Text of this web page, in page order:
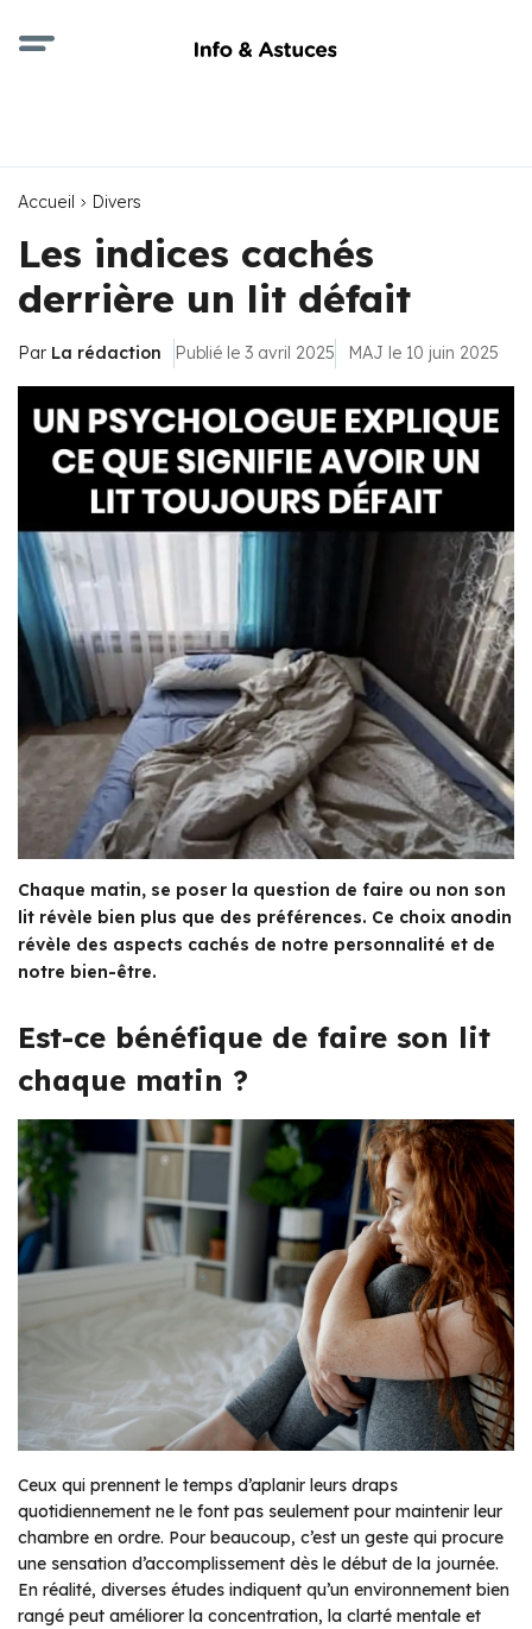
Accueil Divers
Les indices cachés
derrière un lit défait
Par La rédaction Publié le 3 avril 2025 MAJ le 10 juin 2025
Chaque matin, se poser la question de faire ou non son
lit révèle bien plus que des préférences. Ce choix anodin
révèle des aspects cachés de notre personnalité et de
notre bien-être.
Est-ce bénéfique de faire son lit
chaque matin ?
Ceux qui prennent le temps d’aplanir leurs draps
quotidiennement ne le font pas seulement pour maintenir leur
chambre en ordre. Pour beaucoup, c’est un geste qui procure
une sensation d’accomplissement dès le début de la journée.
En réalité, diverses études indiquent qu’un environnement bien
rangé peut améliorer la concentration, la clarté mentale et